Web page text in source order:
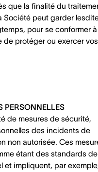
que la finalité du
Société peut garder
pour se conformer
de protéger ou exercer vos
PERSONNELLES
de mesures de sécurité,
des incidents de
non autorisée. Ces
étant des standards de
et impliquent, par